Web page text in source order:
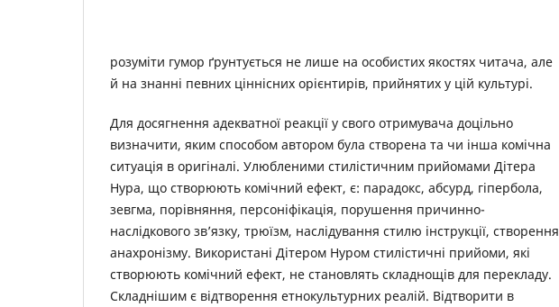
розуміти гумор ґрунтується не лише на особистих якостях читача, але
й на знанні певних ціннісних орієнтирів, прийнятих у цій культурі.
Для досягнення адекватної реакції у свого отримувача доцільно
визначити, яким способом автором була створена та чи інша комічна
ситуація в оригіналі. Улюбленими стилістичним прийомами Дітера
Нура, що створюють комічний ефект, є: парадокс, абсурд, гіпербола,
зевгма, порівняння, персоніфікація, порушення причинно-
наслідкового зв’язку, трюїзм, наслідування стилю інструкції, створення
анахронізму. Використані Дітером Нуром стилістичні прийоми, які
створюють комічний ефект, не становлять складнощів для перекладу.
Складнішим є відтворення етнокультурних реалій. Відтворити в